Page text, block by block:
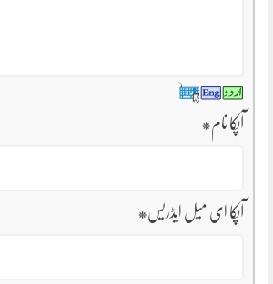
آپکا نام*
آپکا ای میل ایڈریس*